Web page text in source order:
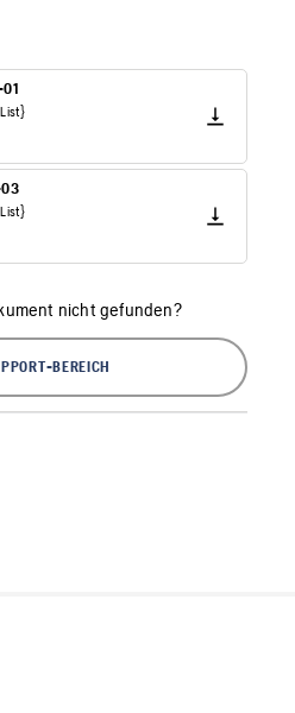
03
nicht gefunden?
BEREICH